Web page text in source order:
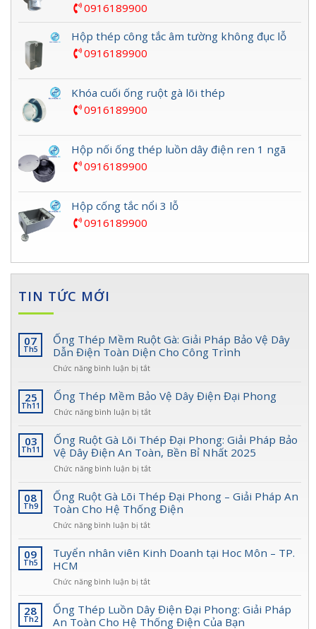
0916189900
Hộp thép công tắc âm tường không đục lỗ
0916189900
Khóa cuối ống ruột gà lõi thép
0916189900
Hộp nối ống thép luồn dây điện ren 1 ngã
0916189900
Hộp cống tắc nổi 3 lỗ
0916189900
TIN TỨC MỚI
07
Th5
Ống Thép Mềm Ruột Gà: Giải Pháp Bảo Vệ Dây
Dẫn Điện Toàn Diện Cho Công Trình
Chức năng bình luận bị tắtở
Thép
Mềm
Ruột
Giải
Pháp
Dẫn
Điện
Toàn
Cho
Công
25
Th11
Ống Thép Mềm Bảo Vệ Dây Điện Đại Phong
Chức năng bình luận bị tắtở
Thép
Mềm
Bảo
Vệ
Dây
Điện
Đại
Phong
03
Th11
Ống Ruột Gà Lõi Thép Đại Phong: Giải Pháp Bảo
Vệ Dây Điện An Toàn, Bền Bỉ Nhất 2025
Chức năng bình luận bị tắtở
Ruột
Gà
Lõi
Đại
Phong:
Dây
Điện
08
Th9
Ống Ruột Gà Lõi Thép Đại Phong – Giải Pháp An
Toàn Cho Hệ Thống Điện
Chức năng bình luận bị tắtở
Ruột
Gà
Thép
Đại
Phong
–
09
Th5
Tuyển nhân viên Kinh Doanh tại Hoc Môn – TP.
HCM
Chức năng bình luận bị tắtở
nhân
viên
28
Th2
Ống Thép Luồn Dây Điện Đại Phong: Giải Pháp
An Toàn Cho Hệ Thống Điện Của Bạn